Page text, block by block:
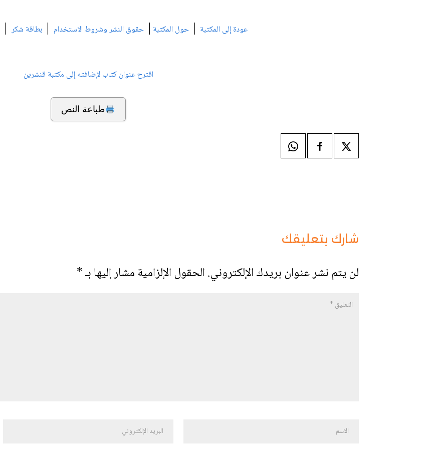
عودة إلى المكتبة | حول المكتبة | حقوق النشر وشروط الاستخدام | بطاقة شكر|
اقترح عنوان كتاب لإضافته إلى مكتبة قنشرين
طباعة النص
شارك بتعليقك
لن يتم نشر عنوان بريدك الإلكتروني.الحقول الإلزامية مشار إليها بـ*